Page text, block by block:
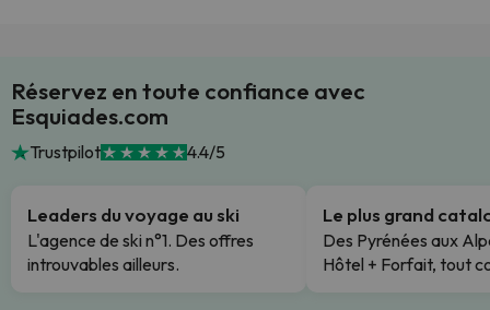
Réservez en toute confiance avec
Esquiades.com
Trustpilot 4.4/5
Leaders du voyage au ski
L'agence de ski n°1. Des offres
introuvables ailleurs.
Le plus grand
Des Pyrénées aux
Hôtel + Forfait, tout